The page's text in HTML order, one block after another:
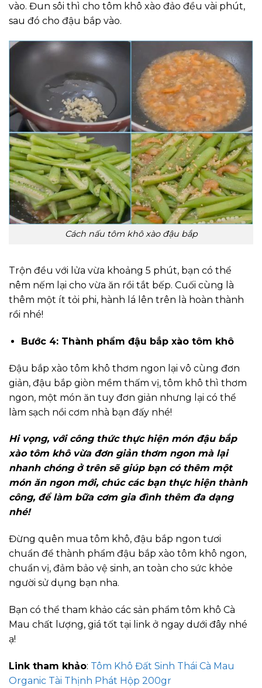
vào. Đun sôi thì cho tôm khô xào đảo đều vài phút,
sau đó cho đậu bắp vào.
Cách nấu tôm khô xào đậu bắp
Trộn đều với lửa vừa khoảng 5 phút, bạn có thể
nêm nếm lại cho vừa ăn rồi tắt bếp. Cuối cùng là
thêm một ít tỏi phi, hành lá lên trên là hoàn thành
rồi nhé!
Bước 4: Thành phẩm đậu bắp xào tôm khô
Đậu bắp xào tôm khô thơm ngon lại vô cùng đơn
giản, đậu bắp giòn mềm thấm vị, tôm khô thì thơm
ngon, một món ăn tuy đơn giản nhưng lại có thể
làm sạch nồi cơm nhà bạn đấy nhé!
Hi vọng, với công thức thực hiện món đậu bắp
xào tôm khô vừa đơn giản thơm ngon mà lại
nhanh chóng ở trên sẽ giúp bạn có thêm một
món ăn ngon mới, chúc các bạn thực hiện thành
công, để làm bữa cơm gia đình thêm đa dạng
nhé!
Đừng quên mua tôm khô, đậu bắp ngon tươi
chuẩn để thành phẩm đậu bắp xào tôm khô ngon,
chuẩn vị, đảm bảo vệ sinh, an toàn cho sức khỏe
người sử dụng bạn nha.
Bạn có thể tham khảo các sản phẩm tôm khô Cà
Mau chất lượng, giá tốt tại link ở ngay dưới đây nhé
ạ!
Link tham khảo: Tôm Khô Đất Sinh Thái Cà Mau
Organic Tài Thịnh Phát Hộp 200gr